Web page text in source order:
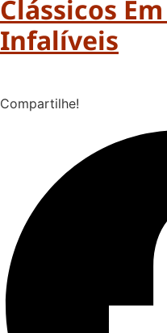
Clássicos
Infalíveis
Compartilhe!